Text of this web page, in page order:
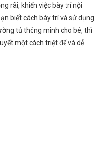
rãi, khiến việc bày trí nội
biết cách bày trí và sử dụng
tủ thông minh cho bé, thì
một cách triệt để và dễ